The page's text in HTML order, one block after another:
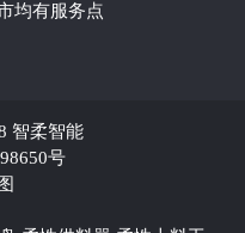
均有服务点
智柔智能
号